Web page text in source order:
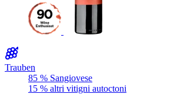
Trauben
85 % Sangiovese
15 % altri vitigni autoctoni